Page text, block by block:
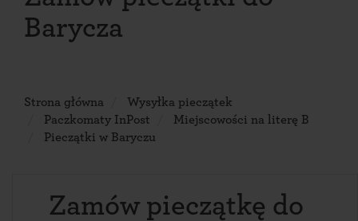
Barycza
Strona główna
Wysyłka pieczątek
Paczkomaty InPost
Miejscowości na literę B
Pieczątki w Baryczu
Zamów pieczątkę do